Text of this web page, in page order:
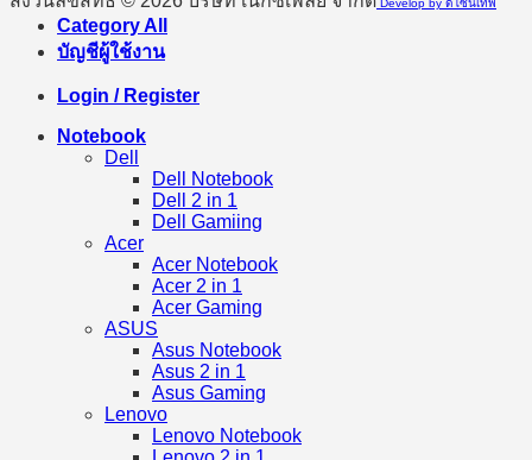
Develop by ดีไซน์เทพ
Category All
บัญชีผู้ใช้งาน
Login / Register
Notebook
Dell
Dell Notebook
Dell 2 in 1
Dell Gamiing
Acer
Acer Notebook
Acer 2 in 1
Acer Gaming
ASUS
Asus Notebook
Asus 2 in 1
Asus Gaming
Lenovo
Lenovo Notebook